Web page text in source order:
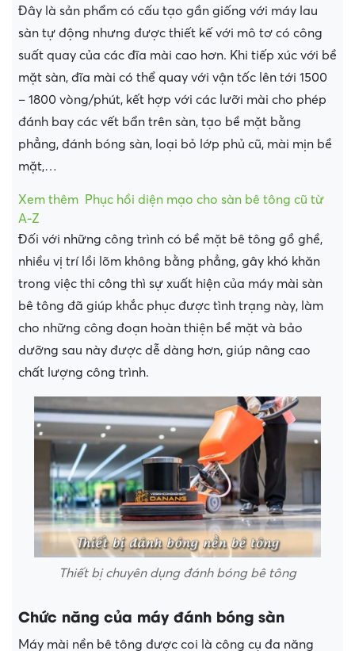
Đây là sản phẩm có cấu tạo gần giống với máy lau
sàn tự động nhưng được thiết kế với mô tơ có công
suất quay của các đĩa mài cao hơn. Khi tiếp xúc với bề
mặt sàn, đĩa mài có thể quay với vận tốc lên tới 1500
– 1800 vòng/phút, kết hợp với các lưỡi mài cho phép
đánh bay các vết bẩn trên sàn, tạo bề mặt bằng
phẳng, đánh bóng sàn, loại bỏ lớp phủ cũ, mài mịn bề
mặt,…
Xem thêm Phục hồi diện mạo cho sàn bê tông cũ từ
A-Z
Đối với những công trình có bề mặt bê tông gồ ghề,
nhiều vị trí lồi lõm không bằng phẳng, gây khó khăn
trong việc thi công thì sự xuất hiện của máy mài sàn
bê tông đã giúp khắc phục được tình trạng này, làm
cho những công đoạn hoàn thiện bề mặt và bảo
dưỡng sau này được dễ dàng hơn, giúp nâng cao
chất lượng công trình.
Thiết bị chuyên dụng đánh bóng bê tông
Chức năng của máy đánh bóng sàn
Máy mài nền bê tông được coi là công cụ đa năng